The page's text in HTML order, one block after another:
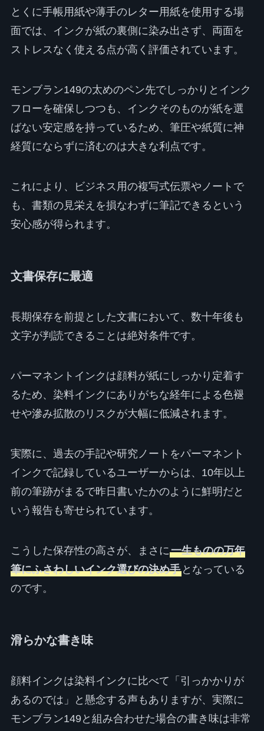
とくに手帳用紙や薄手のレター用紙を使用する場
面では、インクが紙の裏側に染み出さず、両面を
ストレスなく使える点が高く評価されています。
モンブラン149の太めのペン先でしっかりとインク
フローを確保しつつも、インクそのものが紙を選
ばない安定感を持っているため、筆圧や紙質に神
経質にならずに済むのは大きな利点です。
これにより、ビジネス用の複写式伝票やノートで
も、書類の見栄えを損なわずに筆記できるという
安心感が得られます。
文書保存に最適
長期保存を前提とした文書において、数十年後も
文字が判読できることは絶対条件です。
パーマネントインクは顔料が紙にしっかり定着す
るため、染料インクにありがちな経年による色褪
せや滲み拡散のリスクが大幅に低減されます。
実際に、過去の手記や研究ノートをパーマネント
インクで記録しているユーザーからは、10年以上
前の筆跡がまるで昨日書いたかのように鮮明だと
いう報告も寄せられています。
こうした保存性の高さが、まさに一生ものの万年
筆にふさわしいインク選びの決め手となっている
のです。
滑らかな書き味
顔料インクは染料インクに比べて「引っかかりが
あるのでは」と懸念する声もありますが、実際に
モンブラン149と組み合わせた場合の書き味は非常